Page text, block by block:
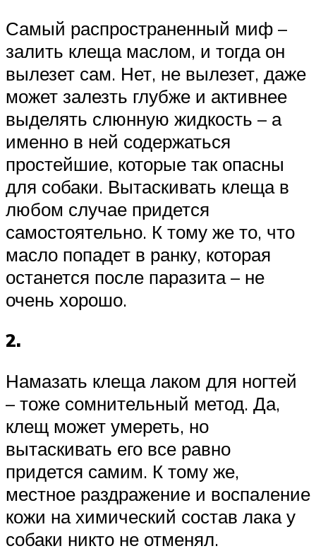
Самый распространенный миф –
залить клеща маслом, и тогда он
вылезет сам. Нет, не вылезет, даже
может залезть глубже и активнее
выделять слюнную жидкость – а
именно в ней содержаться
простейшие, которые так опасны
для собаки. Вытаскивать клеща в
любом случае придется
самостоятельно. К тому же то, что
масло попадет в ранку, которая
останется после паразита – не
очень хорошо.
2.
Намазать клеща лаком для ногтей
– тоже сомнительный метод. Да,
клещ может умереть, но
вытаскивать его все равно
придется самим. К тому же,
местное раздражение и воспаление
кожи на химический состав лака у
собаки никто не отменял.